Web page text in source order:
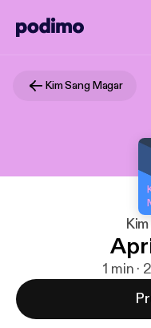
Kim Sang Magar
1 min ·